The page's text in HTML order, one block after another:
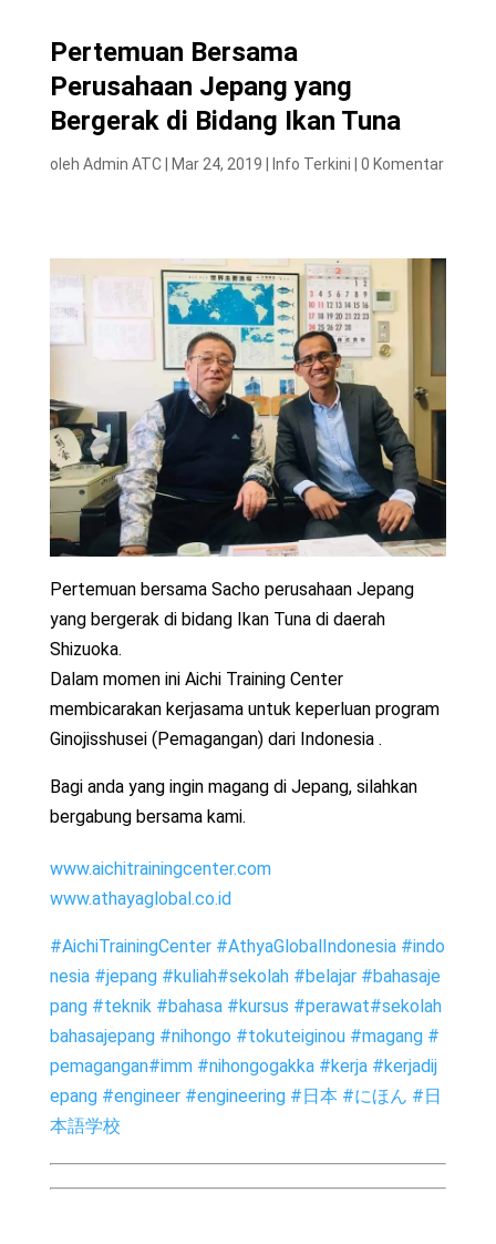
Pertemuan Bersama
Perusahaan Jepang yang
Bergerak di Bidang Ikan Tuna
oleh Admin ATC| Mar 24, 2019 Info Terkini 0 Komentar
Pertemuan bersama Sacho perusahaan Jepang
yang bergerak di bidang Ikan Tuna di daerah
Shizuoka.
Dalam momen ini Aichi Training Center
membicarakan kerjasama untuk keperluan program
Ginojisshusei (Pemagangan) dari Indonesia .
Bagi anda yang ingin magang di Jepang, silahkan
bergabung bersama kami.
www.aichitrainingcenter.com
www.athayaglobal.co.id
#AichiTrainingCenter #AthyaGlobalIndonesia #indo
nesia #jepang #kuliah#sekolah #belajar #bahasaje
pang #teknik #bahasa #kursus #perawat#sekolah
bahasajepang #nihongo #tokuteiginou #magang #
pemagangan#imm #nihongogakka #kerja #kerjadij
epang #engineer #engineering #日本 #にほん #日
本語学校